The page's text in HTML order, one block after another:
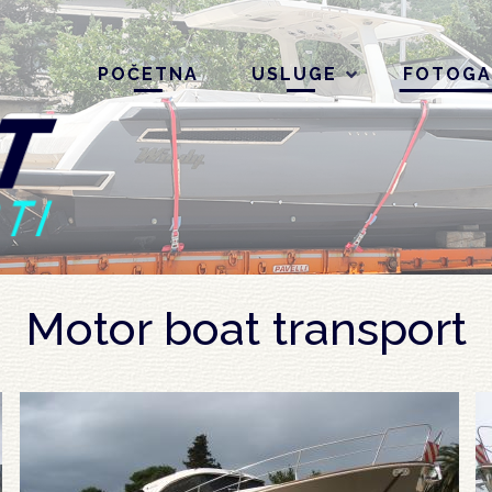
POČETNA USLUGE
Motor boat transport